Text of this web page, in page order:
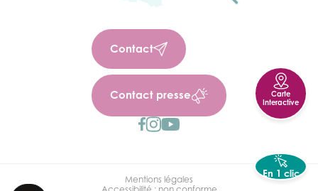
Contact
Contact presse
Mentions légales
Carte
Interactive
En 1 clic